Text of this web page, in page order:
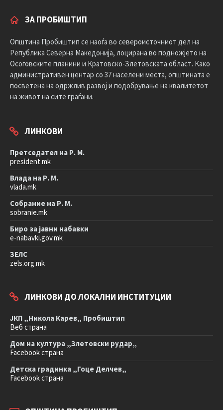
ЗА ПРОБИШТИП
Општина Пробиштип се наоѓа во североисточниот дел на
Република Северна Македонија, лоцирана во подножјето на
Осоговските планини и Кратовско-Злетовската област. Како
административен центар со 37 населени места, општината е
посветена на одржлив развој и подобрување на квалитетот
на живот на сите граѓани.
ЛИНКОВИ
Претседател на Р. М.
president.mk
Влада на Р. М.
vlada.mk
Собрание на Р. М.
sobranie.mk
Биро за јавни набавки
e-nabavki.gov.mk
ЗЕЛС
zels.org.mk
ЛИНКОВИ ДО ЛОКАЛНИ ИНСТИТУЦИИ
ЈКП „Никола Карев„ Пробиштип
Веб страна
Дом на култура „Злетовски рудар„
Facebook страна
Детска градинка „Гоце Делчев„
Facebook страна